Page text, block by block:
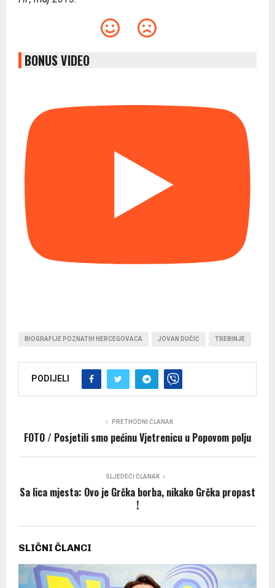
BONUS VIDEO
BIOGRAFIJE POZNATIH HERCEGOVACA JOVAN DUČIĆ TREBINJE
PODIJELI
PRETHODNI ČLANAK
FOTO / Posjetili smo pećinu Vjetrenicu u Popovom polju
SLJEDEĆI ČLANAK
Sa lica mjesta: Ovo je Grčka borba, nikako Grčka propast
!
SLIČNI ČLANCI